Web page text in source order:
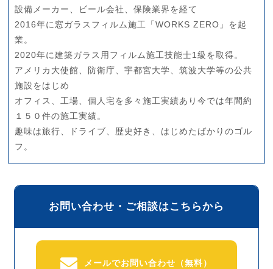
設備メーカー、ビール会社、保険業界を経て
2016年に窓ガラスフィルム施工「WORKS ZERO」を起
業。
2020年に建築ガラス用フィルム施工技能士1級を取得。
アメリカ大使館、防衛庁、宇都宮大学、筑波大学等の公共
施設をはじめ
オフィス、工場、個人宅を多々施工実績あり今では年間約
１５０件の施工実績。
趣味は旅行、ドライブ、歴史好き、はじめたばかりのゴル
フ。
お問い合わせ・ご相談はこちらから
メールでお問い合わせ（無料）